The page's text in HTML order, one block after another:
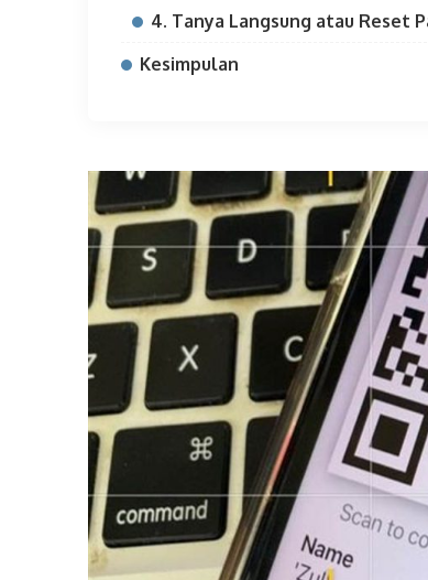
4. Tanya Langsung atau Reset
Kesimpulan